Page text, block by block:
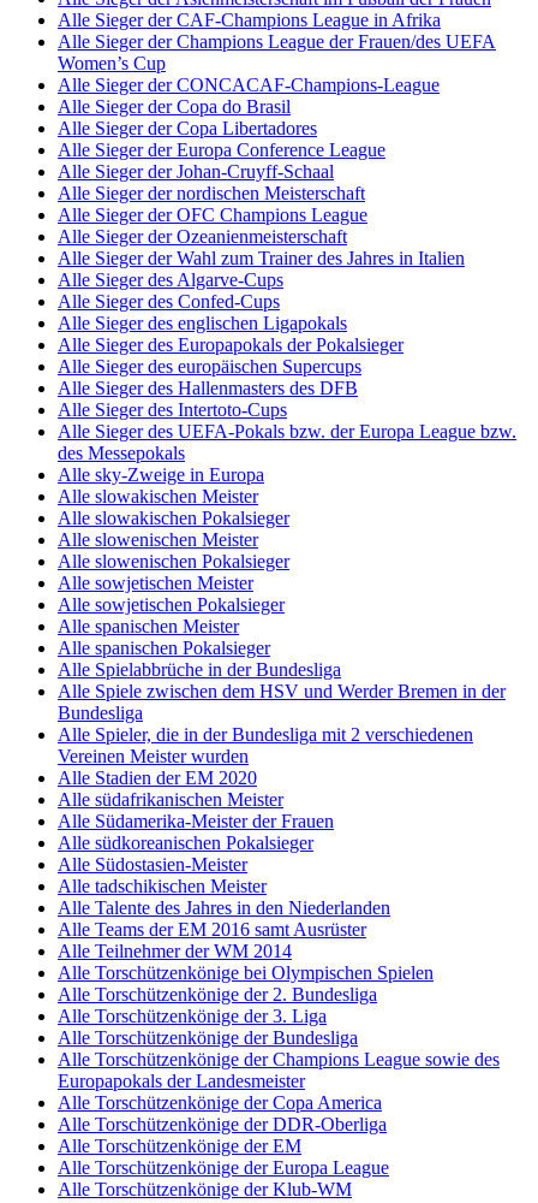
Alle Sieger der CAF-Champions League in Afrika
Alle Sieger der Champions League der Frauen/des UEFA
Women’s Cup
Alle Sieger der CONCACAF-Champions-League
Alle Sieger der Copa do Brasil
Alle Sieger der Copa Libertadores
Alle Sieger der Europa Conference League
Alle Sieger der Johan-Cruyff-Schaal
Alle Sieger der nordischen Meisterschaft
Alle Sieger der OFC Champions League
Alle Sieger der Ozeanienmeisterschaft
Alle Sieger der Wahl zum Trainer des Jahres in Italien
Alle Sieger des Algarve-Cups
Alle Sieger des Confed-Cups
Alle Sieger des englischen Ligapokals
Alle Sieger des Europapokals der Pokalsieger
Alle Sieger des europäischen Supercups
Alle Sieger des Hallenmasters des DFB
Alle Sieger des Intertoto-Cups
Alle Sieger des UEFA-Pokals bzw. der Europa League bzw.
des Messepokals
Alle sky-Zweige in Europa
Alle slowakischen Meister
Alle slowakischen Pokalsieger
Alle slowenischen Meister
Alle slowenischen Pokalsieger
Alle sowjetischen Meister
Alle sowjetischen Pokalsieger
Alle spanischen Meister
Alle spanischen Pokalsieger
Alle Spielabbrüche in der Bundesliga
Alle Spiele zwischen dem HSV und Werder Bremen in der
Bundesliga
Alle Spieler, die in der Bundesliga mit 2 verschiedenen
Vereinen Meister wurden
Alle Stadien der EM 2020
Alle südafrikanischen Meister
Alle Südamerika-Meister der Frauen
Alle südkoreanischen Pokalsieger
Alle Südostasien-Meister
Alle tadschikischen Meister
Alle Talente des Jahres in den Niederlanden
Alle Teams der EM 2016 samt Ausrüster
Alle Teilnehmer der WM 2014
Alle Torschützenkönige bei Olympischen Spielen
Alle Torschützenkönige der 2. Bundesliga
Alle Torschützenkönige der 3. Liga
Alle Torschützenkönige der Bundesliga
Alle Torschützenkönige der Champions League sowie des
Europapokals der Landesmeister
Alle Torschützenkönige der Copa America
Alle Torschützenkönige der DDR-Oberliga
Alle Torschützenkönige der EM
Alle Torschützenkönige der Europa League
Alle Torschützenkönige der Klub-WM